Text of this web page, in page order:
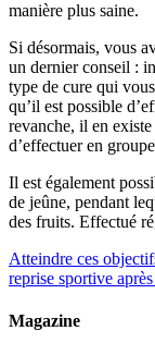
manière plus saine.
Si désormais, vous
un dernier conseil :
type de cure qui
qu’il est possible
revanche, il en existe
d’effectuer en
Il est également
de jeûne, pendant
des fruits. Effectué
Atteindre ces
reprise sportive
Magazine